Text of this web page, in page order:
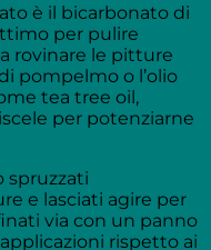
è il bicarbonato di
per pulire
rovinare le pitture
pompelmo o l’olio
tea tree oil,
per potenziarne
spruzzati
e lasciati agire per
via con un panno
rispetto ai